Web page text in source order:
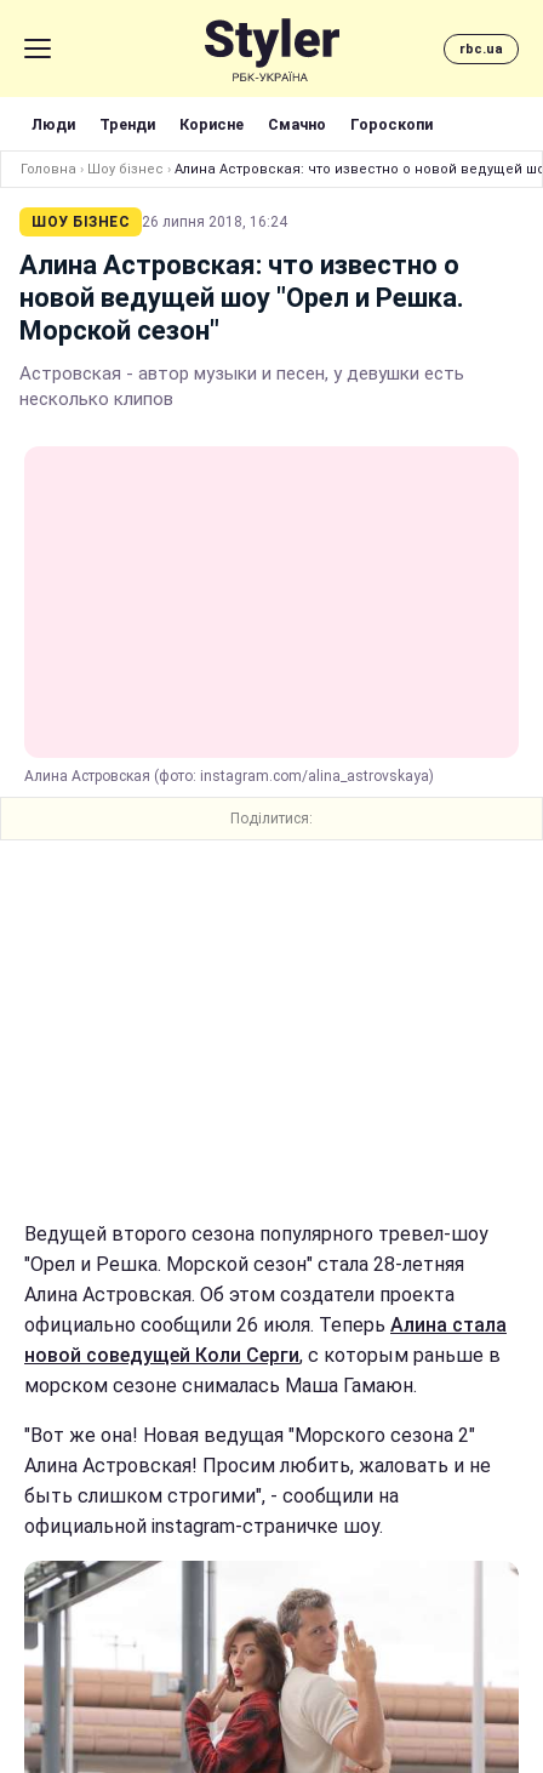
rbc.ua
Люди Тренди Корисне Смачно Гороскопи
Головна › Шоу бізнес › Алина Астровская: что известно о новой ведущей
ШОУ БІЗНЕС 26 липня 2018, 16:24
Алина Астровская: что известно о
новой ведущей шоу "Орел и Решка.
Морской сезон"
Астровская - автор музыки и песен, у девушки есть
несколько клипов
Алина Астровская (фото: instagram.com/alina_astrovskaya)
Поділитися:
Ведущей второго сезона популярного тревел-шоу
"Орел и Решка. Морской сезон" стала 28-летняя
Алина Астровская. Об этом создатели проекта
официально сообщили 26 июля. Теперь Алина стала
новой соведущей Коли Серги, с которым раньше в
морском сезоне снималась Маша Гамаюн.
"Вот же она! Новая ведущая "Морского сезона 2"
Алина Астровская! Просим любить, жаловать и не
быть слишком строгими", - сообщили на
официальной instagram-страничке шоу.